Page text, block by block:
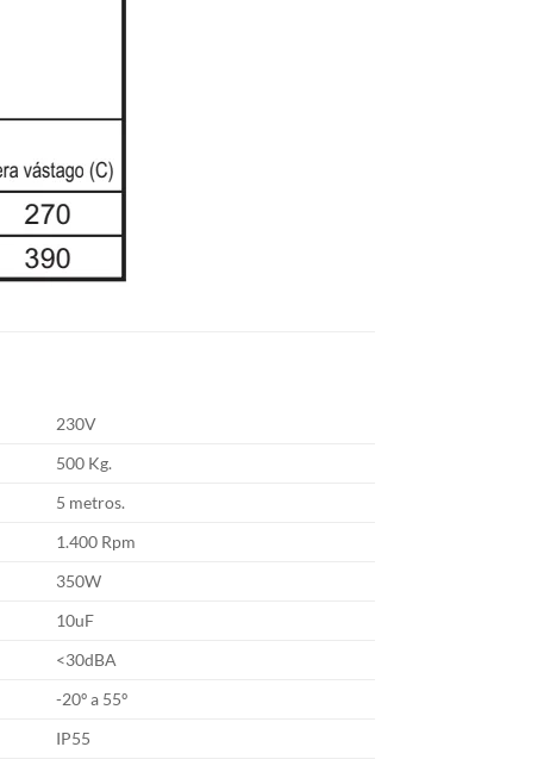
230V
500 Kg.
5 metros.
1.400 Rpm
350W
10uF
<30dBA
-20º a 55º
IP55